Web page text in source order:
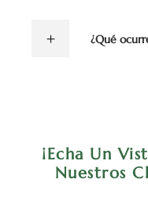
¿Qué
¡Echa Un
Nuestros